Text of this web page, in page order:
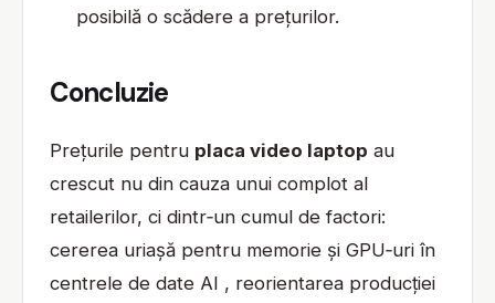
posibilă o scădere a prețurilor.
Concluzie
Prețurile pentru placa video laptop au
crescut nu din cauza unui complot al
retailerilor, ci dintr‑un cumul de factori:
cererea uriașă pentru memorie și GPU‑uri în
centrele de date AI , reorientarea producției